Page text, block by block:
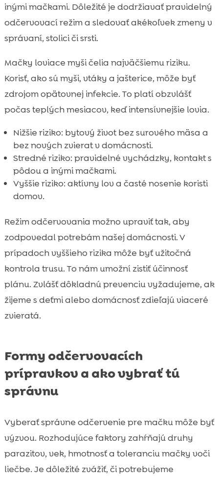
inými mačkami. Dôležité je dodržiavať pravidelný
odčervovací režim a sledovať akékoľvek zmeny v
správaní, stolici či srsti.
Mačky loviace myši čelia najväčšiemu riziku.
Korisť, ako sú myši, vtáky a jašterice, môže byť
zdrojom opätovnej infekcie. To platí obzvlášť
počas teplých mesiacov, keď intensívnejšie lovia.
Nižšie riziko: bytový život bez surového mäsa a
bez nových zvierat v domácnosti.
Stredné riziko: pravidelné vychádzky, kontakt s
pôdou a inými mačkami.
Vyššie riziko: aktívny lov a časté nosenie koristi
domov.
Režim odčervovania možno upraviť tak, aby
zodpovedal potrebám našej domácnosti. V
prípadoch vyššieho rizika môže byť užitočná
kontrola trusu. To nám umožní zistiť účinnosť
plánu. Zvlášť dôkladnú prevenciu vyžadujeme, ak
žijeme s deťmi alebo domácnosť zdieľajú viaceré
zvieratá.
Formy odčervovacích
prípravkov a ako vybrať tú
správnu
Vyberať správne odčervenie pre mačku môže byť
výzvou. Rozhodujúce faktory zahŕňajú druhy
parazitov, vek, hmotnosť a toleranciu mačky voči
liečbe. Je dôležité zvážiť, či potrebujeme